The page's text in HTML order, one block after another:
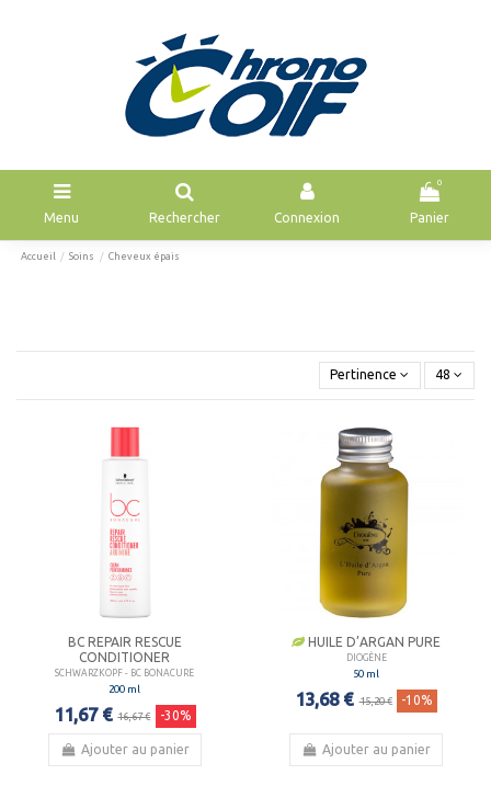
Menu Rechercher Connexion
0
Panier
Accueil Soins Cheveux épais
Pertinence 48
BC REPAIR RESCUE
CONDITIONER
SCHWARZKOPF - BC BONACURE
200 ml
11,67 € 16,67 € -30%
Ajouter au panier
HUILE D’ARGAN PURE
DIOGÈNE
50 ml
13,68 € 15,20 € -10%
Ajouter au panier